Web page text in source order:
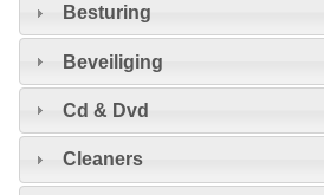
Besturing
Beveiliging
Cd & Dvd
Cleaners